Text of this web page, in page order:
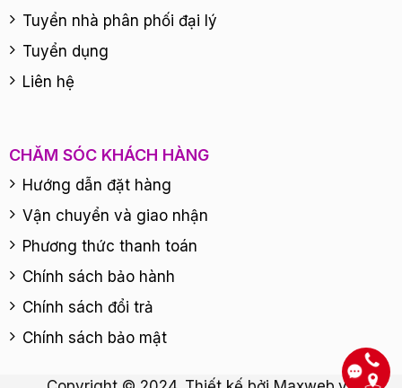
Tuyển nhà phân phối đại lý
Tuyển dụng
Liên hệ
CHĂM SÓC KHÁCH HÀNG
Hướng dẫn đặt hàng
Vận chuyển và giao nhận
Phương thức thanh toán
Chính sách bảo hành
Chính sách đổi trả
Chính sách bảo mật